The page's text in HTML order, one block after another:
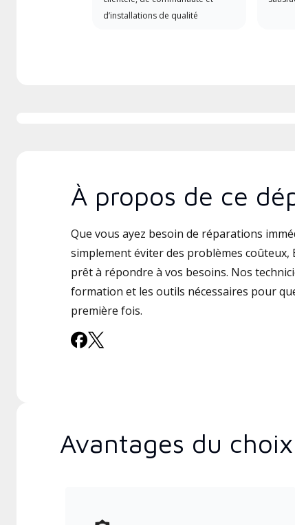
d’installations de qualité
À propos de ce
Que vous ayez besoin de réparations
simplement éviter des problèmes coûteux,
prêt à répondre à vos besoins. Nos
formation et les outils nécessaires pour
première fois.
Avantages du